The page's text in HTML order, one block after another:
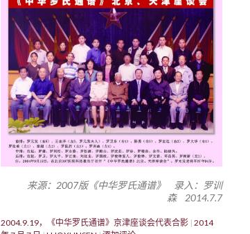
来源：2007版《中华罗氏通谱》 录入：罗训
森 2014.7.7
2004.9.19，《中华罗氏通谱》京津座谈会代表合影 2014